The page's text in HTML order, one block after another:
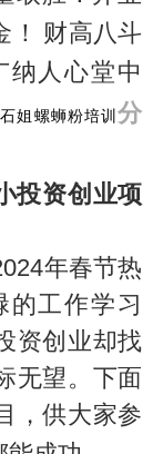
财高八斗
人心堂中
石姐螺蛳粉培训分
投资创业项
年春节热
的工作学习
资创业却找
无望。下面
，供大家参